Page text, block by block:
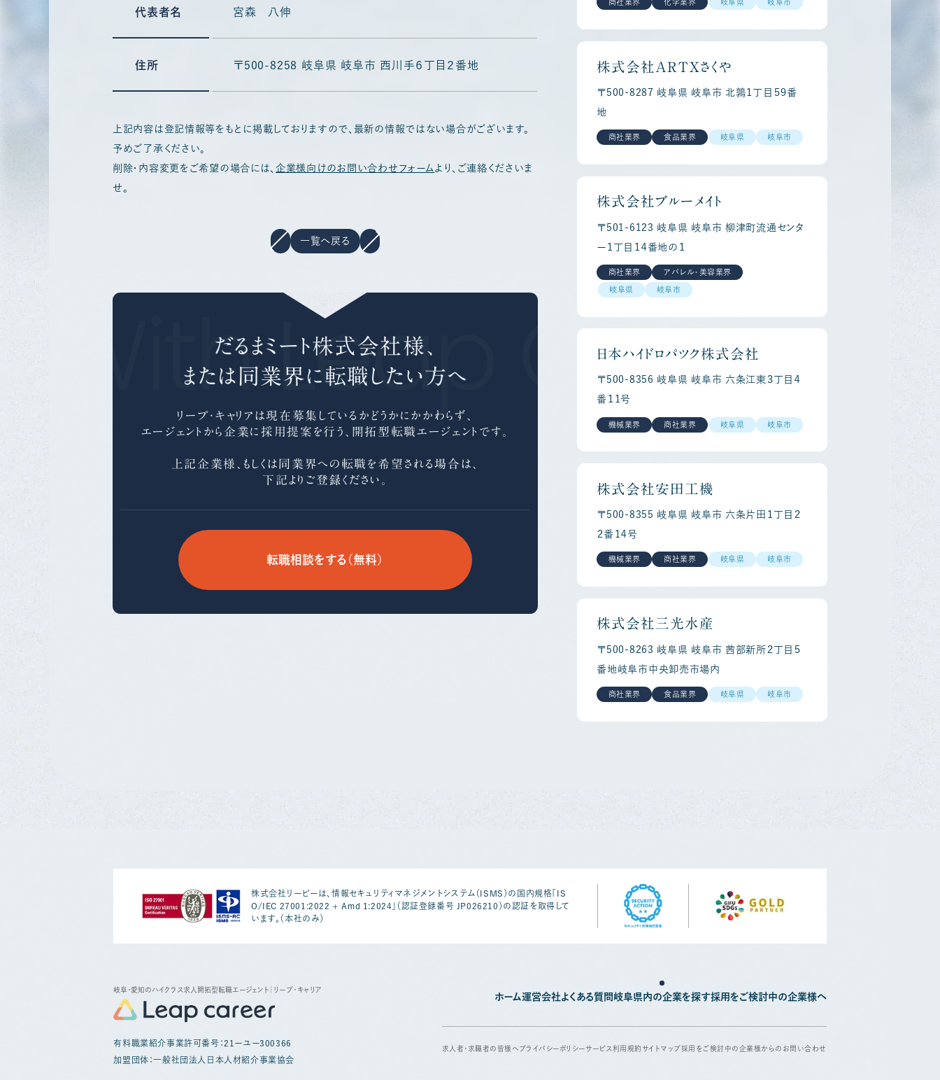
代表者名 宮森 八伸
住所 〒500-8258 岐阜県 岐阜市 西川手６丁目２番地
上記内容は登記情報等をもとに掲載しておりますので、最新の情報ではない場合がございます。
予めご了承ください。
削除・内容変更をご希望の場合には、企業様向けのお問い合わせフォーム より、ご連絡くださいま
せ。
一覧へ戻る
Leap Career
だるまミート株式会社様、
または同業界に転職したい方へ
リープ・キャリアは現在募集しているかどうかにかかわらず、
エージェントから企業に採用提案を行う、
開拓型転職エージェントです。
上記企業様、もしくは同業界への 転職を希望される場合は、
下記よりご登録ください。
転職相談をする（無料）
商社業界 化学業界 岐阜県 岐阜市
株式会社ＡＲＴＸさくや
〒500-8287 岐阜県 岐阜市 北鶉１丁目５９番
地
商社業界 食品業界 岐阜県 岐阜市
株式会社ブルーメイト
〒501-6123 岐阜県 岐阜市 柳津町流通センタ
ー１丁目１４番地の１
商社業界 アパレル・美容業界
岐阜県 岐阜市
日本ハイドロパツク株式会社
〒500-8356 岐阜県 岐阜市 六条江東３丁目４
番１１号
機械業界 商社業界 岐阜県 岐阜市
株式会社安田工機
〒500-8355 岐阜県 岐阜市 六条片田１丁目２
２番１４号
機械業界 商社業界 岐阜県 岐阜市
株式会社三光水産
〒500-8263 岐阜県 岐阜市 茜部新所２丁目５
番地岐阜市中央卸売市場内
商社業界 食品業界 岐阜県 岐阜市
株式会社リーピーは、情報セキュリティマネジメントシステム（ISMS）の国内規格「IS
O/IEC 27001:2022 + Amd 1:2024」（認証登録番号 JP026210）の認証を取得して
います。（本社のみ）
岐阜・愛知のハイクラス求人開拓型転職エージェント ｜リープ・キャリア
有料職業紹介事業許可番号：21ーユー300366
加盟団体：一般社団法人日本人材紹介事業協会
ホーム運営会社 よくある質問 岐阜県内の企業を探す採用をご検討中の企業様へ
求人者・求職者の皆様へ プライバシーポリシー サービス利用規約 サイトマップ採用をご検討中の企業様からのお問い合わせ